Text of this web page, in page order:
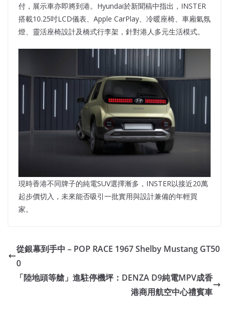
付，展示車亦即將到港。Hyundai於新聞稿中指出，INSTER
搭載10.25吋LCD儀表、Apple CarPlay、冷暖座椅、車廂氣氛
燈、靈活座椅設計及橋式行李架，針對港人多元生活模式。
現時香港不同牌子的純電SUV選擇漸多，INSTER以接近20萬
起步價切入，未來能否吸引一批實用與設計兼備的年輕買
家。
從銀幕到手中 – POP RACE 1967 Shelby Mustang GT50
0
「陸地頭等艙」進駐停機坪：DENZA D9純電MPV成香
港商用航空中心禮賓車